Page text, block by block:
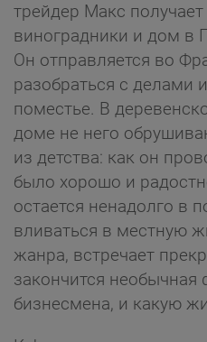
трейдер Макс
виноградники и дом в
Он отправляется во
разобраться с делами
поместье. В
доме не него
из детства: как он
было хорошо и
остается ненадолго в
вливаться в местную
жанра, встречает
закончится необычная
бизнесмена, и какую